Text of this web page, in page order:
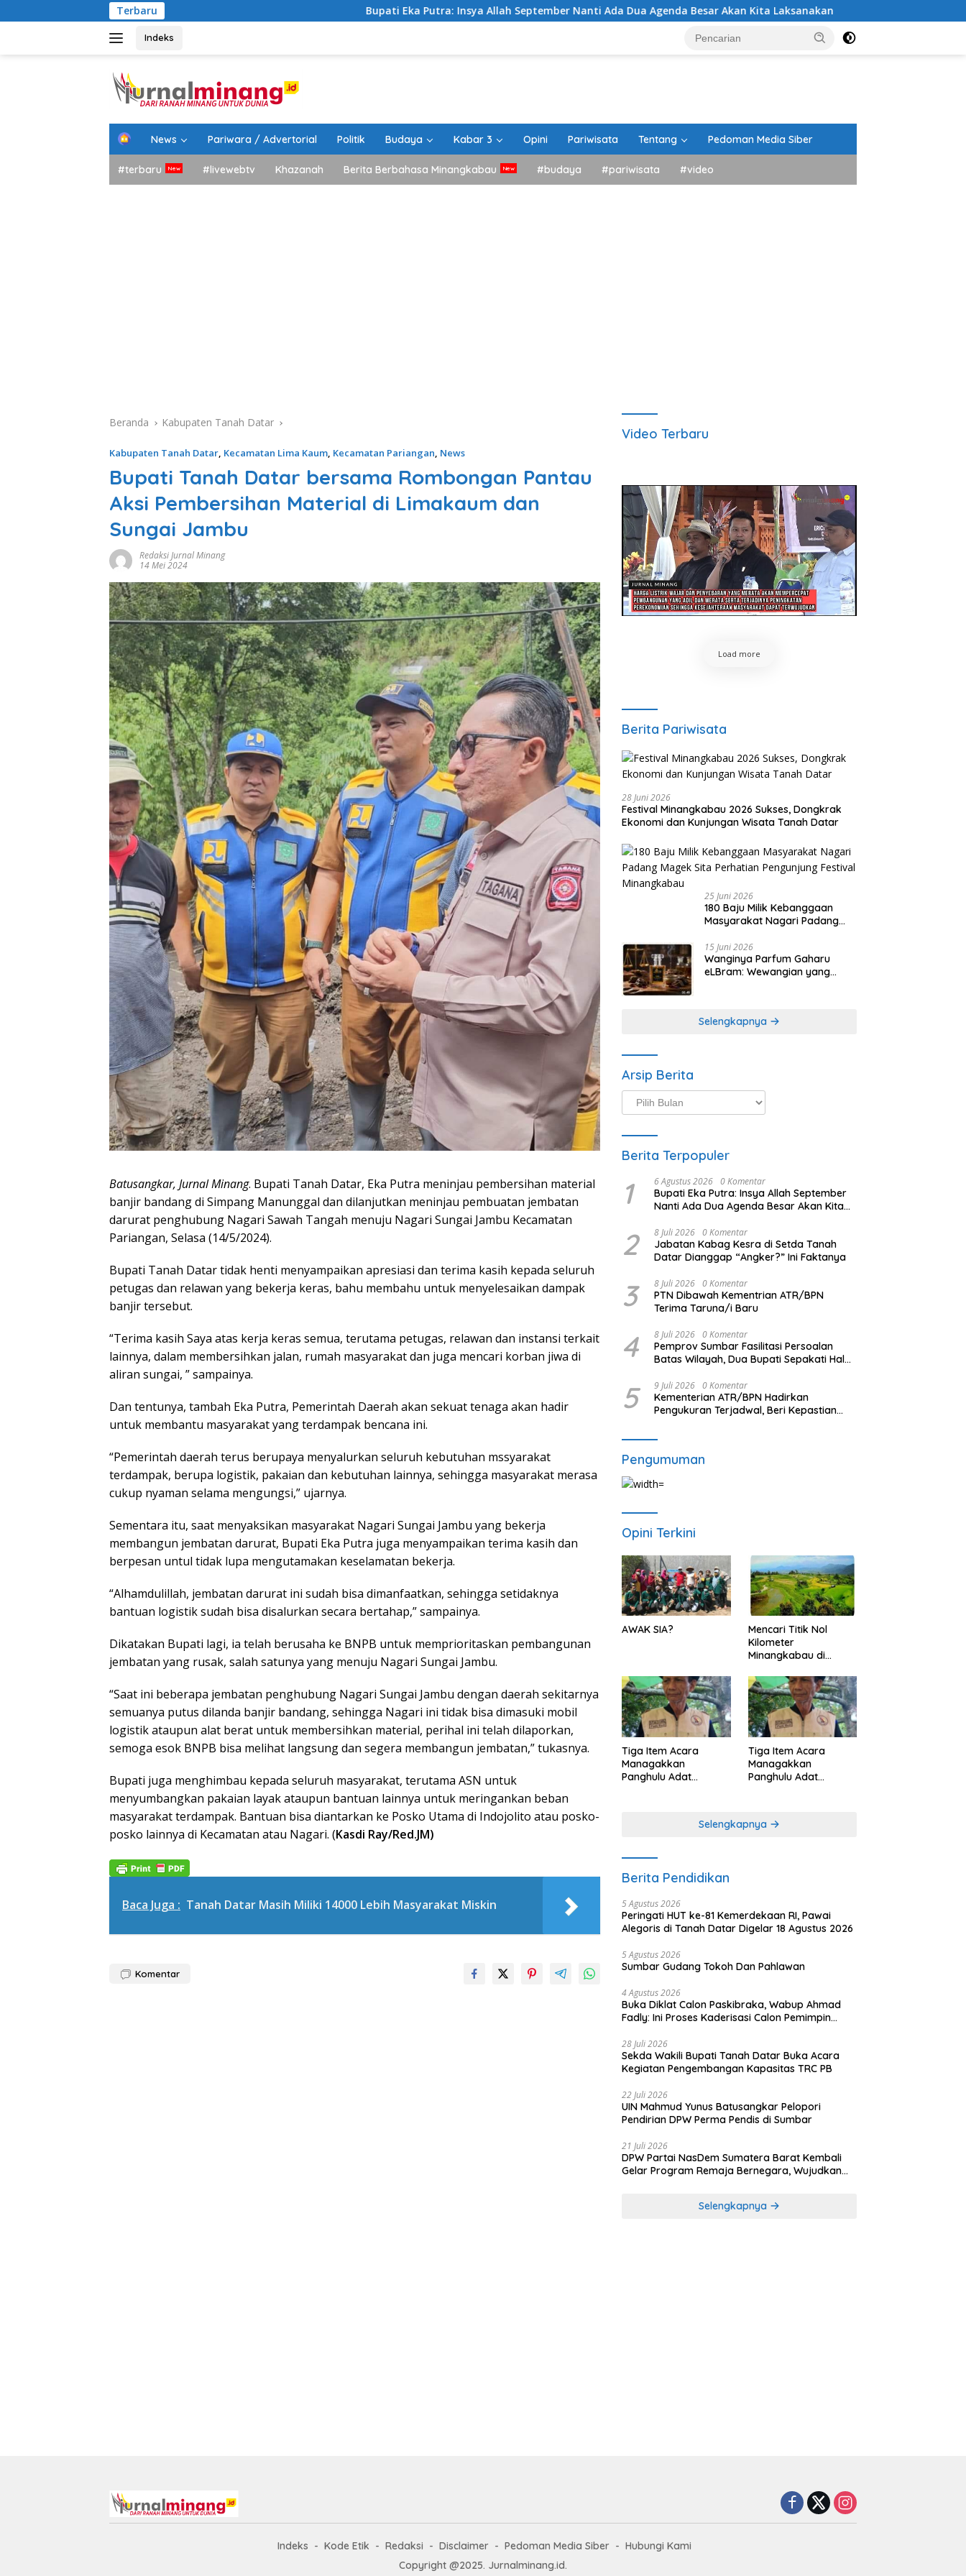
ke
Terbaru Bupati Eka Putra: Insya Allah September Nanti Ada Dua Agenda Besar Akan Kita Laksanakan DPRD Tanah Datar Gelar
Indeks
H
m
e
News Pariwara / Advertorial Politik Budaya Kabar 3 Opini Pariwisata Tentang Pedoman Media Siber
#terbaru #livewebtv Khazanah Berita Berbahasa Minangkabau #budaya #pariwisata #video
Beranda Kabupaten Tanah Datar
Kabupaten Tanah Datar, Kecamatan Lima Kaum, Kecamatan Pariangan, News
Bupati Tanah Datar bersama Rombongan Pantau
Aksi Pembersihan Material di Limakaum dan
Sungai Jambu
Redaksi Jurnal Minang
14 Mei 2024
Batusangkar, Jurnal Minang. Bupati Tanah Datar, Eka Putra meninjau pembersihan material
banjir bandang di Simpang Manunggal dan dilanjutkan meninjau pembuatan jembatan
darurat penghubung Nagari Sawah Tangah menuju Nagari Sungai Jambu Kecamatan
Pariangan, Selasa (14/5/2024).
Bupati Tanah Datar tidak henti menyampaikan apresiasi dan terima kasih kepada seluruh
petugas dan relawan yang bekerja keras, bahu membahu untuk menyelesaikan dampak
banjir tersebut.
“Terima kasih Saya atas kerja keras semua, terutama petugas, relawan dan instansi terkait
lainnya, dalam membersihkan jalan, rumah masyarakat dan juga mencari korban jiwa di
aliran sungai, ” sampainya.
Dan tentunya, tambah Eka Putra, Pemerintah Daerah akan sekuat tenaga akan hadir
untuk membantu masyarakat yang terdampak bencana ini.
“Pemerintah daerah terus berupaya menyalurkan seluruh kebutuhan mssyarakat
terdampak, berupa logistik, pakaian dan kebutuhan lainnya, sehingga masyarakat merasa
cukup nyaman selama mengungsi,” ujarnya.
Sementara itu, saat menyaksikan masyarakat Nagari Sungai Jambu yang bekerja
membangun jembatan darurat, Bupati Eka Putra juga menyampaikan terima kasih dan
berpesan untul tidak lupa mengutamakan keselamatan bekerja.
“Alhamdulillah, jembatan darurat ini sudah bisa dimanfaatkan, sehingga setidaknya
bantuan logistik sudah bisa disalurkan secara bertahap,” sampainya.
Dikatakan Bupati lagi, ia telah berusaha ke BNPB untuk memprioritaskan pembangunan
jembatan yang rusak, salah satunya yang menuju Nagari Sungai Jambu.
“Saat ini beberapa jembatan penghubung Nagari Sungai Jambu dengan daerah sekitarnya
semuanya putus dilanda banjir bandang, sehingga Nagari ini tidak bisa dimasuki mobil
logistik ataupun alat berat untuk membersihkan material, perihal ini telah dilaporkan,
semoga esok BNPB bisa melihat langsung dan segera membangun jembatan,” tukasnya.
Bupati juga menghimbau kepada seluruh masyarakat, terutama ASN untuk
menyumbangkan pakaian layak ataupun bantuan lainnya untuk meringankan beban
masyarakat terdampak. Bantuan bisa diantarkan ke Posko Utama di Indojolito atau posko-
posko lainnya di Kecamatan atau Nagari. (Kasdi Ray/Red.JM)
Baca Juga : Tanah Datar Masih Miliki 14000 Lebih Masyarakat Miskin
Komentar
Video Terbaru
Load more
Berita Pariwisata
28 Juni 2026
Festival Minangkabau 2026 Sukses, Dongkrak
Ekonomi dan Kunjungan Wisata Tanah Datar
25 Juni 2026
180 Baju Milik Kebanggaan
Masyarakat Nagari Padang
Pengunjung Festival
Minangkabau
15 Juni 2026
Wanginya Parfum Gaharu
eLBram: Wewangian yang
Selengkapnya
Arsip Berita
Arsip
Berita
Berita Terpopuler
1 6 Agustus 2026 0 Komentar
Bupati Eka Putra: Insya Allah September
Nanti Ada Dua Agenda Besar Akan Kita
2 8 Juli 2026 0 Komentar
Jabatan Kabag Kesra di Setda Tanah
Datar Dianggap “Angker?” Ini Faktanya
3 8 Juli 2026 0 Komentar
PTN Dibawah Kementrian ATR/BPN
Terima Taruna/i Baru
4 8 Juli 2026 0 Komentar
Pemprov Sumbar Fasilitasi Persoalan
Batas Wilayah, Dua Bupati Sepakati Hal
5 9 Juli 2026 0 Komentar
Kementerian ATR/BPN Hadirkan
Pengukuran Terjadwal, Beri Kepastian
Pengumuman
Opini Terkini
AWAK SIA?
Mencari Titik Nol
Kilometer
Minangkabau di
Dimanakah Lokasi
nya?
Tiga Item Acara
Managakkan
Panghulu Adat
Tiga Item Acara
Managakkan
Panghulu Adat
Selengkapnya
Berita Pendidikan
5 Agustus 2026
Peringati HUT ke-81 Kemerdekaan RI, Pawai
Alegoris di Tanah Datar Digelar 18 Agustus 2026
5 Agustus 2026
Sumbar Gudang Tokoh Dan Pahlawan
4 Agustus 2026
Buka Diklat Calon Paskibraka, Wabup Ahmad
Fadly: Ini Proses Kaderisasi Calon Pemimpin
28 Juli 2026
Sekda Wakili Bupati Tanah Datar Buka Acara
Kegiatan Pengembangan Kapasitas TRC PB
22 Juli 2026
UIN Mahmud Yunus Batusangkar Pelopori
Pendirian DPW Perma Pendis di Sumbar
21 Juli 2026
DPW Partai NasDem Sumatera Barat Kembali
Gelar Program Remaja Bernegara, Wujudkan
Selengkapnya
Indeks Kode Etik Redaksi Disclaimer Pedoman Media Siber
Hubungi Kami
Copyright @2025. Jurnalminang.id.